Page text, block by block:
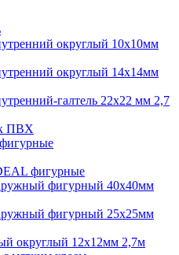
округлый 10х10мм
округлый 14х14мм
галтель 22х22 мм 2,7
ПВХ
фигурные
фигурный 40х40мм
фигурный 25х25мм
округлый 12х12мм 2,7м